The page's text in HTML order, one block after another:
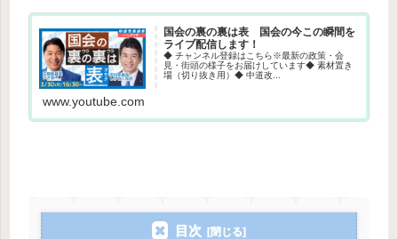
国会の裏の裏は表 国会の今この瞬間を
ライブ配信します！
◆ チャンネル登録はこちら※最新の政策・会
見・街頭の様子をお届けしています◆ 素材置き
場（切り抜き用）◆ 中道改...
www.youtube.com
目次